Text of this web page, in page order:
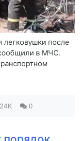
легковушки после
в МЧС.
0